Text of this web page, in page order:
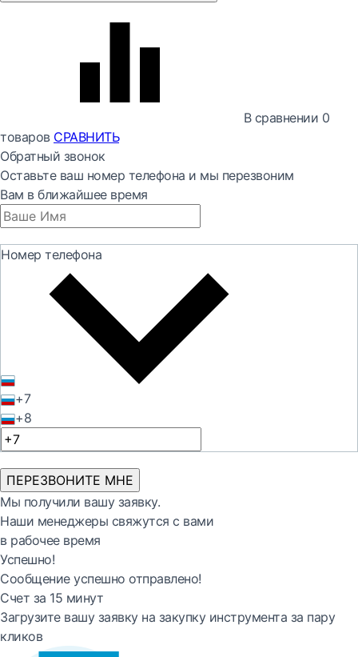
В сравнении 0
товаров СРАВНИТЬ
Обратный звонок
Оставьте ваш номер телефона и мы перезвоним
Вам в ближайшее время
Номер телефона
+7
+8
ПЕРЕЗВОНИТЕ МНЕ
Мы получили вашу заявку.
Наши менеджеры свяжутся с вами
в рабочее время
Успешно!
Сообщение успешно отправлено!
Счет за 15 минут
Загрузите вашу заявку на закупку инструмента за пару
кликов